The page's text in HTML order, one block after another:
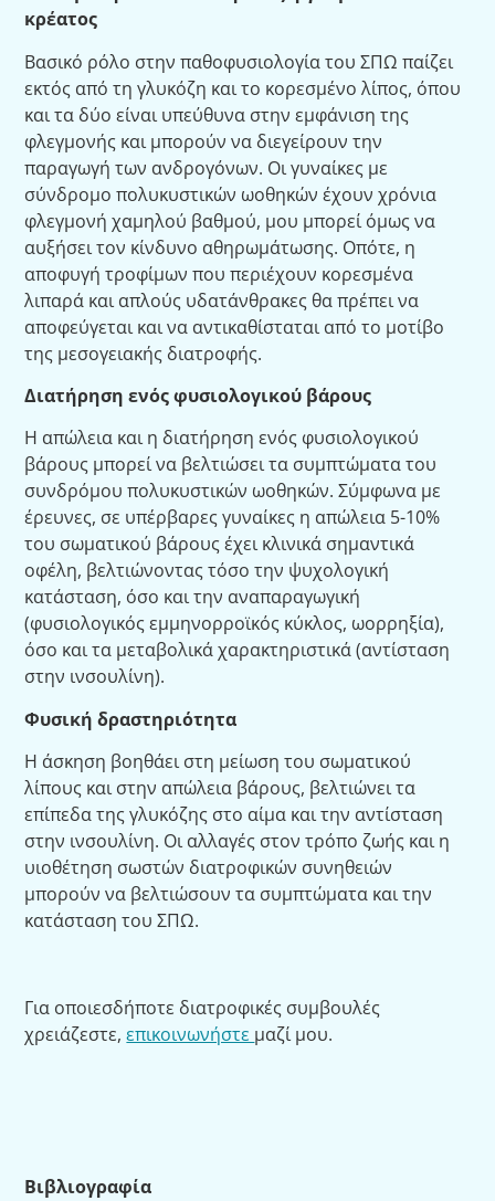
κρέατος
Βασικό ρόλο στην παθοφυσιολογία του ΣΠΩ παίζει
εκτός από τη γλυκόζη και το κορεσμένο λίπος, όπου
και τα δύο είναι υπεύθυνα στην εμφάνιση της
φλεγμονής και μπορούν να διεγείρουν την
παραγωγή των ανδρογόνων. Οι γυναίκες με
σύνδρομο πολυκυστικών ωοθηκών έχουν χρόνια
φλεγμονή χαμηλού βαθμού, μου μπορεί όμως να
αυξήσει τον κίνδυνο αθηρωμάτωσης. Οπότε, η
αποφυγή τροφίμων που περιέχουν κορεσμένα
λιπαρά και απλούς υδατάνθρακες θα πρέπει να
αποφεύγεται και να αντικαθίσταται από το μοτίβο
της μεσογειακής διατροφής.
Διατήρηση ενός φυσιολογικού βάρους
Η απώλεια και η διατήρηση ενός φυσιολογικού
βάρους μπορεί να βελτιώσει τα συμπτώματα του
συνδρόμου πολυκυστικών ωοθηκών. Σύμφωνα με
έρευνες, σε υπέρβαρες γυναίκες η απώλεια 5-10%
του σωματικού βάρους έχει κλινικά σημαντικά
οφέλη, βελτιώνοντας τόσο την ψυχολογική
κατάσταση, όσο και την αναπαραγωγική
(φυσιολογικός εμμηνορροϊκός κύκλος, ωορρηξία),
όσο και τα μεταβολικά χαρακτηριστικά (αντίσταση
στην ινσουλίνη).
Φυσική δραστηριότητα
Η άσκηση βοηθάει στη μείωση του σωματικού
λίπους και στην απώλεια βάρους, βελτιώνει τα
επίπεδα της γλυκόζης στο αίμα και την αντίσταση
στην ινσουλίνη. Οι αλλαγές στον τρόπο ζωής και η
υιοθέτηση σωστών διατροφικών συνηθειών
μπορούν να βελτιώσουν τα συμπτώματα και την
κατάσταση του ΣΠΩ.
Για οποιεσδήποτε διατροφικές συμβουλές
χρειάζεστε,επικοινωνήστε μαζί μου.
Βιβλιογραφία